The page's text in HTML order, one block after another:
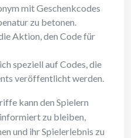
mit Geschenkcodes
zu betonen.
Aktion, den Code für
speziell auf Codes, die
veröffentlicht werden.
kann den Spielern
zu bleiben,
und ihr Spielerlebnis zu